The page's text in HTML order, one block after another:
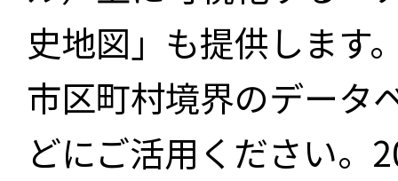
史地図」も提供します
市区町村境界のデータ
どにご活用ください。